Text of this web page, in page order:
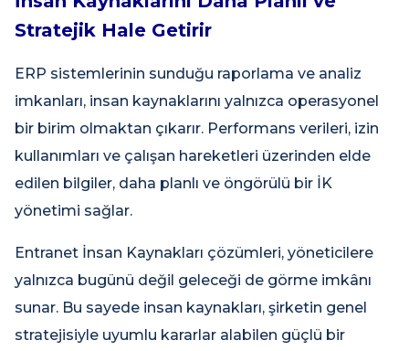
Stratejik Hale Getirir
ERP sistemlerinin sunduğu raporlama ve analiz
imkanları, insan kaynaklarını yalnızca operasyonel
bir birim olmaktan çıkarır. Performans verileri, izin
kullanımları ve çalışan hareketleri üzerinden elde
edilen bilgiler, daha planlı ve öngörülü bir İK
yönetimi sağlar.
Entranet İnsan Kaynakları çözümleri, yöneticilere
yalnızca bugünü değil geleceği de görme imkânı
sunar. Bu sayede insan kaynakları, şirketin genel
stratejisiyle uyumlu kararlar alabilen güçlü bir